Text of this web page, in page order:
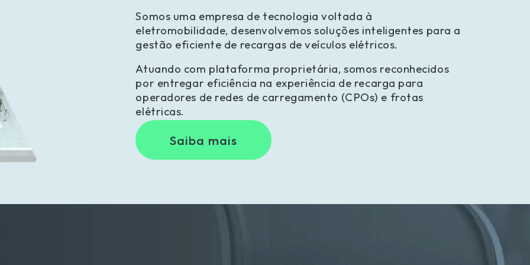
Somos uma empresa de tecnologia voltada à
eletromobilidade, desenvolvemos soluções inteligentes para a
gestão eficiente de recargas de veículos elétricos.
Atuando com plataforma proprietária, somos reconhecidos
por entregar eficiência na experiência de recarga para
operadores de redes de carregamento (CPOs) e frotas
elétricas.
Saiba mais